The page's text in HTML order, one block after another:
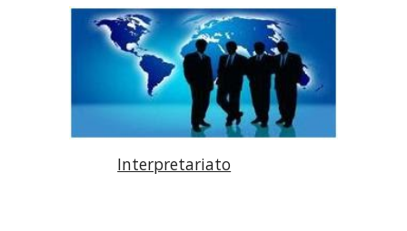
Interpretariato